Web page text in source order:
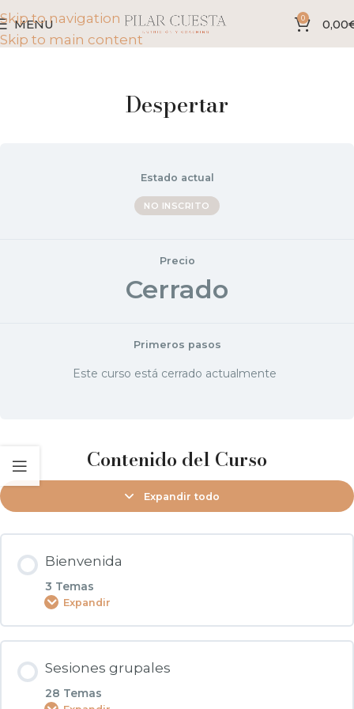
Skip to navigation
Skip to main content
MENU 0 0,00
Despertar
Estado actual
NO INSCRITO
Precio
Cerrado
Primeros pasos
Este curso está cerrado actualmente
Contenido del Curso
Expandir todo
Bienvenida
3 Temas
Expandir
Sesiones grupales
28 Temas